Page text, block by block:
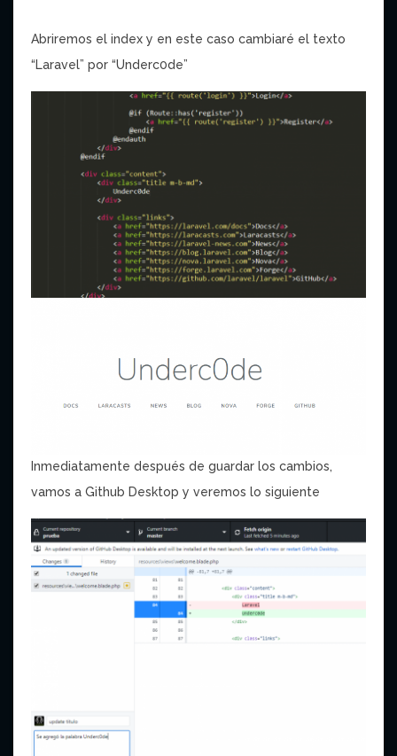
Abriremos el index y en este caso cambiaré el texto
“Laravel” por “Underc0de”
Inmediatamente después de guardar los cambios,
vamos a Github Desktop y veremos lo siguiente